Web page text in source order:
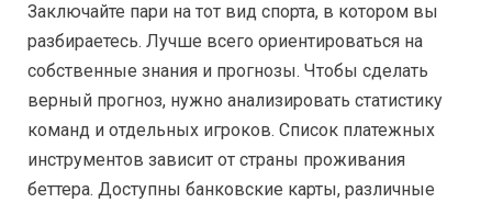
Заключайте пари на тот вид спорта, в котором вы
разбираетесь. Лучше всего ориентироваться на
собственные знания и прогнозы. Чтобы сделать
верный прогноз, нужно анализировать статистику
команд и отдельных игроков. Список платежных
инструментов зависит от страны проживания
беттера. Доступны банковские карты, различные